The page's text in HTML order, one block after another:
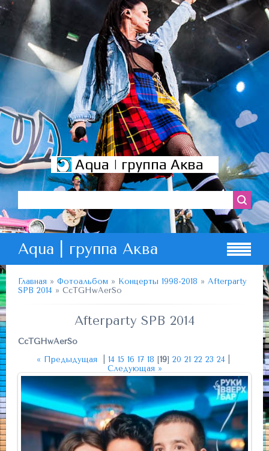
Aqua | группа Аква
Aqua | группа Аква
Главная » Фотоальбом » Концерты 1998-2018 » Afterparty
SPB 2014 » CcTGHwAerSo
Afterparty SPB 2014
CcTGHwAerSo
« Предыдущая
14 15 16 17 18 [19] 20 21 22 23 24|
Следующая »